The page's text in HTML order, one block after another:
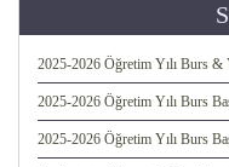
2025-2026 Öğretim Yılı Burs &
2025-2026 Öğretim Yılı Burs
2025-2026 Öğretim Yılı Burs